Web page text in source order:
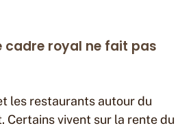
cadre royal ne fait pas
les restaurants autour du
Certains vivent sur la rente du